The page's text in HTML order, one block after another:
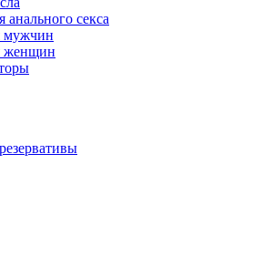
анального секса
мужчин
женщин